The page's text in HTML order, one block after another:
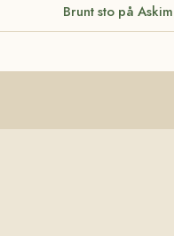
Brunt sto på Askim